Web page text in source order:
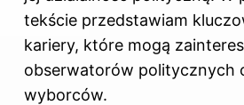
tekście przedstawiam
kariery, które mogą
obserwatorów politycznych
wyborców.